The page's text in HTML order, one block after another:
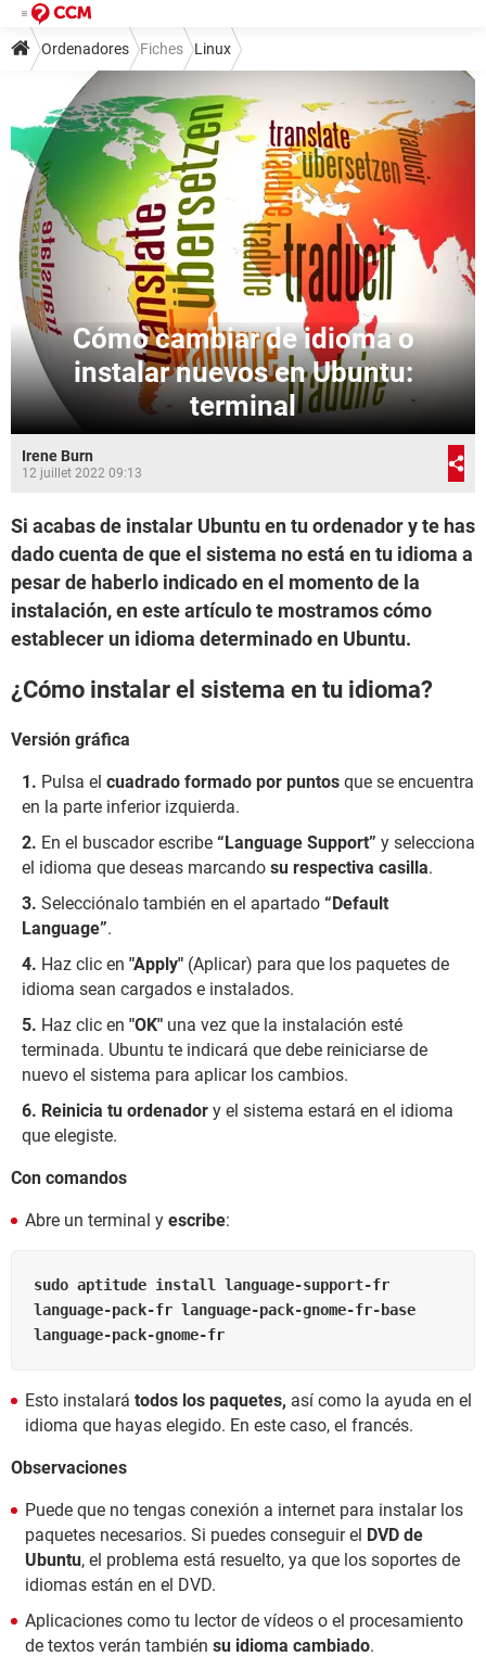
Ordenadores Fiches Linux
Cómo cambiar de idioma o
instalar nuevos en Ubuntu:
terminal
Irene Burn
12 juillet 2022 09:13
Si acabas de instalar Ubuntu en tu ordenador y te has
dado cuenta de que el sistema no está en tu idioma a
pesar de haberlo indicado en el momento de la
instalación, en este artículo te mostramos cómo
establecer un idioma determinado en Ubuntu.
¿Cómo instalar el sistema en tu idioma?
Versión gráfica
Pulsa el cuadrado formado por puntos que se encuentra
en la parte inferior izquierda.
En el buscador escribe “Language Support” y selecciona
el idioma que deseas marcando su respectiva casilla.
Selecciónalo también en el apartado “Default
Language”.
Haz clic en "Apply" (Aplicar) para que los paquetes de
idioma sean cargados e instalados.
Haz clic en "OK" una vez que la instalación esté
terminada. Ubuntu te indicará que debe reiniciarse de
nuevo el sistema para aplicar los cambios.
Reinicia tu ordenador y el sistema estará en el idioma
que elegiste.
Con comandos
Abre un terminal y escribe:
sudo aptitude install language-support-fr
language-pack-fr language-pack-gnome-fr-base
language-pack-gnome-fr
Esto instalará todos los paquetes, así como la ayuda en el
idioma que hayas elegido. En este caso, el francés.
Observaciones
Puede que no tengas conexión a internet para instalar los
paquetes necesarios. Si puedes conseguir el DVD de
Ubuntu, el problema está resuelto, ya que los soportes de
idiomas están en el DVD.
Aplicaciones como tu lector de vídeos o el procesamiento
de textos verán también su idioma cambiado.